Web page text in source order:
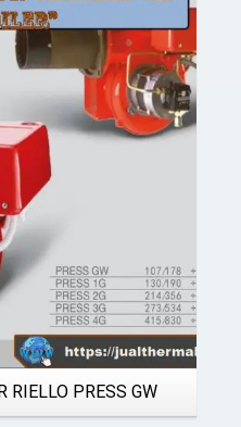
RIELLO PRESS GW